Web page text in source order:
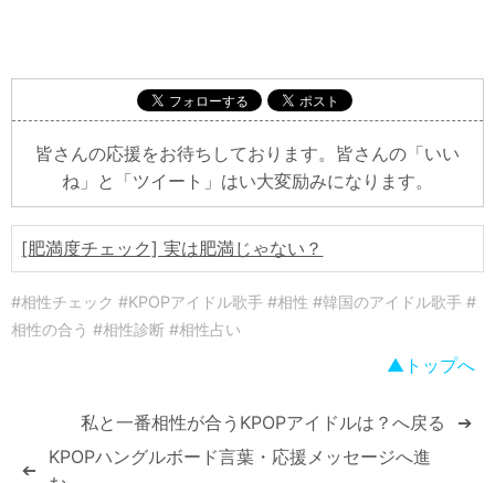
皆さんの応援をお待ちしております。皆さんの「いい
ね」と「ツイート」はい大変励みになります。
[肥満度チェック] 実は肥満じゃない？
#相性チェック #KPOPアイドル歌手 #相性 #韓国のアイドル歌手 #
相性の合う #相性診断 #相性占い
トップへ
➔
KPOPハングルボード言葉・応援メッセージへ進
私と一番相性が合うKPOPアイドルは？へ戻る ➔